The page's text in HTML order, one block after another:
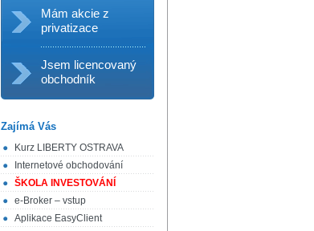
Mám akcie z
privatizace
Jsem licencovaný
obchodník
Zajímá Vás
Kurz LIBERTY OSTRAVA
Internetové obchodování
ŠKOLA INVESTOVÁNÍ
e-Broker – vstup
Aplikace EasyClient